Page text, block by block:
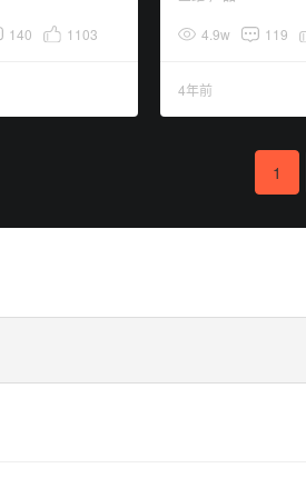
140 1103 4.9w 119
4年前
1